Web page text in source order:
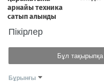
Пікірлер
Бұл тақырыпқа
Бұрынғы